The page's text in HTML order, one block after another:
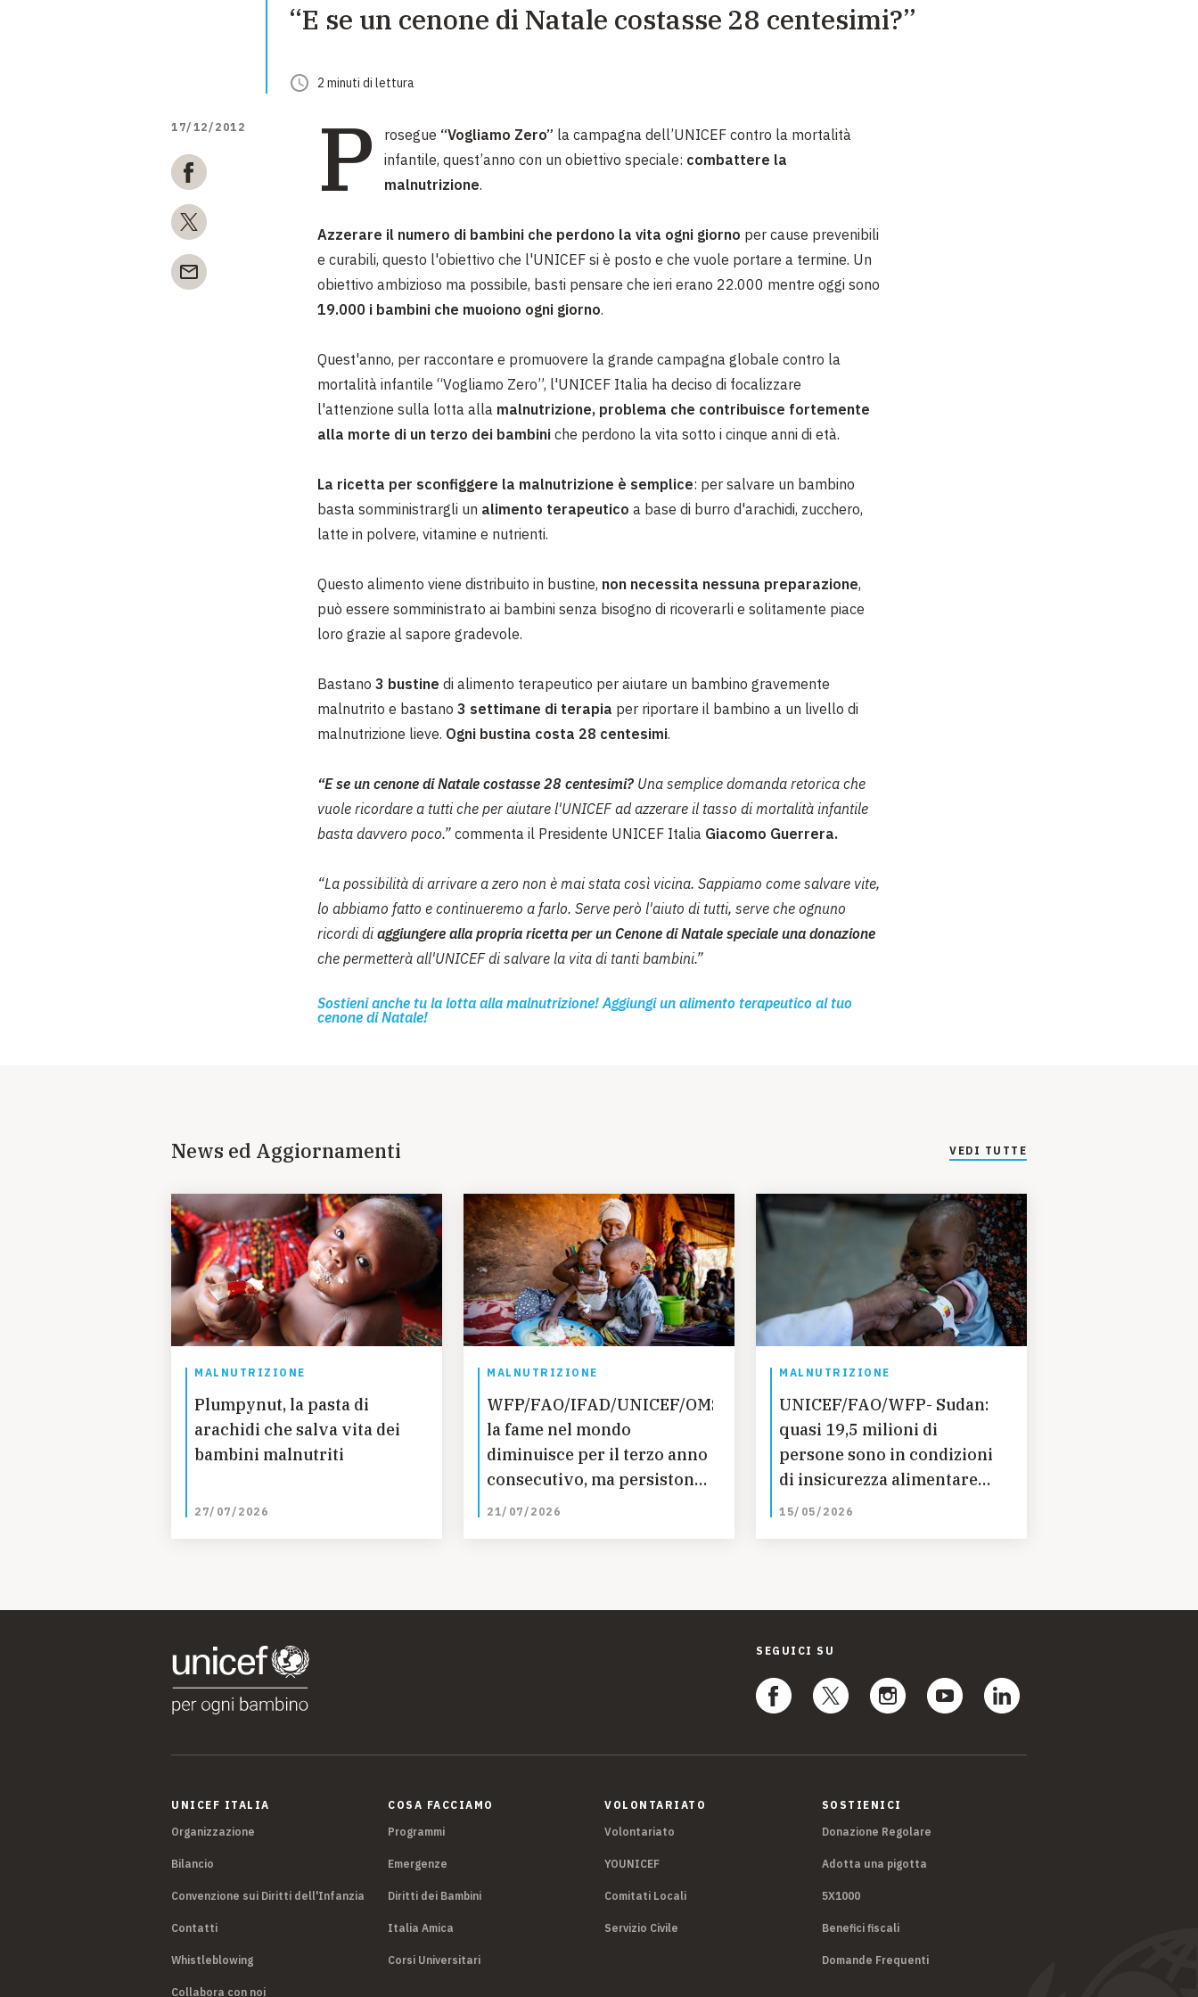
EMERGENZE
DIVERSI MODI PER DONARE. SCEGLI IL PIÙ
“E se un cenone di Natale costasse 28 centesimi?”
2 minuti di lettura
17/12/2012 P rosegue “Vogliamo Zero” la campagna dell’UNICEF contro la mortalità
infantile, quest’anno con un obiettivo speciale: combattere la
malnutrizione.
Azzerare il numero di bambini che perdono la vita ogni giorno per cause prevenibili
e curabili, questo l'obiettivo che l'UNICEF si è posto e che vuole portare a termine. Un
obiettivo ambizioso ma possibile, basti pensare che ieri erano 22.000 mentre oggi sono
19.000 i bambini che muoiono ogni giorno.
Quest'anno, per raccontare e promuovere la grande campagna globale contro la
mortalità infantile “Vogliamo Zero”, l'UNICEF Italia ha deciso di focalizzare
l'attenzione sulla lotta alla malnutrizione, problema che contribuisce fortemente
alla morte di un terzo dei bambini che perdono la vita sotto i cinque anni di età.
La ricetta per sconfiggere la malnutrizione è semplice: per salvare un bambino
basta somministrargli un alimento terapeutico a base di burro d'arachidi, zucchero,
latte in polvere, vitamine e nutrienti.
Questo alimento viene distribuito in bustine, non necessita nessuna preparazione,
può essere somministrato ai bambini senza bisogno di ricoverarli e solitamente piace
loro grazie al sapore gradevole.
Bastano 3 bustine di alimento terapeutico per aiutare un bambino gravemente
malnutrito e bastano 3 settimane di terapia per riportare il bambino a un livello di
malnutrizione lieve. Ogni bustina costa 28 centesimi.
“E se un cenone di Natale costasse 28 centesimi? Una semplice domanda retorica che
vuole ricordare a tutti che per aiutare l'UNICEF ad azzerare il tasso di mortalità infantile
basta davvero poco.” commenta il Presidente UNICEF Italia Giacomo Guerrera.
“La possibilità di arrivare a zero non è mai stata così vicina. Sappiamo come salvare vite,
lo abbiamo fatto e continueremo a farlo. Serve però l'aiuto di tutti, serve che ognuno
ricordi diaggiungere alla propria ricetta per un Cenone di Natale speciale una donazione
che permetterà all'UNICEF di salvare la vita di tanti bambini.”
Sostieni anche tu la lotta alla malnutrizione! Aggiungi un alimento terapeutico al tuo
cenone di Natale!
News ed Aggiornamenti VEDI TUTTE
MALNUTRIZIONE
Plumpynut, la pasta di
arachidi che salva vita dei
bambini malnutriti
27/07/2026
MALNUTRIZIONE
WFP/FAO/IFAD/UNICEF/OMS:
la fame nel mondo
diminuisce per il terzo anno
consecutivo, ma persistono
le disparità regionali –
21/07/2026
MALNUTRIZIONE
UNICEF/FAO/WFP- Sudan:
quasi 19,5 milioni di
persone sono in condizioni
di insicurezza alimentare
acuta
15/05/2026
SEGUICI SU
UNICEF ITALIA
Organizzazione
Bilancio
Convenzione sui Diritti dell'Infanzia
Contatti
Whistleblowing
Collabora con noi
COSA FACCIAMO
Programmi
Emergenze
Diritti dei Bambini
Italia Amica
Corsi Universitari
VOLONTARIATO
Volontariato
YOUNICEF
Comitati Locali
Servizio Civile
SOSTIENICI
Donazione Regolare
Adotta una pigotta
5X1000
Benefici fiscali
Domande Frequenti